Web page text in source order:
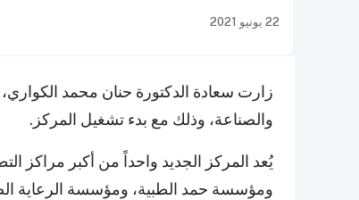
22 يونيو 2021
زارت سعادة الدكتورة حنان محمد
والصناعة، وذلك مع بدء تشغيل المركز.
يُعد المركز الجديد واحداً من أكبر مراكز
ومؤسسة حمد الطبية، ومؤسسة الرعاية